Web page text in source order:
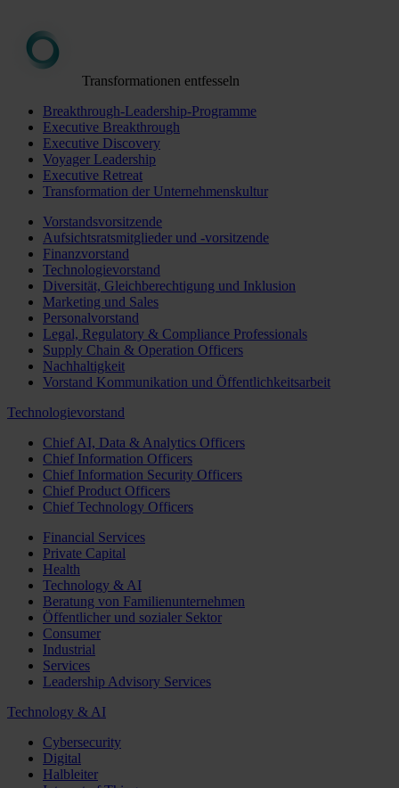
Transformationen entfesseln
Breakthrough-Leadership-Programme
Executive Breakthrough
Executive Discovery
Voyager Leadership
Executive Retreat
Transformation der Unternehmenskultur
Vorstandsvorsitzende
Aufsichtsratsmitglieder und -vorsitzende
Finanzvorstand
Technologievorstand
Diversität, Gleichberechtigung und Inklusion
Marketing und Sales
Personalvorstand
Legal, Regulatory & Compliance Professionals
Supply Chain & Operation Officers
Nachhaltigkeit
Vorstand Kommunikation und Öffentlichkeitsarbeit
Technologievorstand
Chief AI, Data & Analytics Officers
Chief Information Officers
Chief Information Security Officers
Chief Product Officers
Chief Technology Officers
Financial Services
Private Capital
Health
Technology & AI
Beratung von Familienunternehmen
Öffentlicher und sozialer Sektor
Consumer
Industrial
Services
Leadership Advisory Services
Technology & AI
Cybersecurity
Digital
Halbleiter